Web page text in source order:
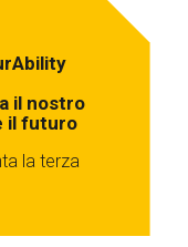
il nostro
il futuro
la terza